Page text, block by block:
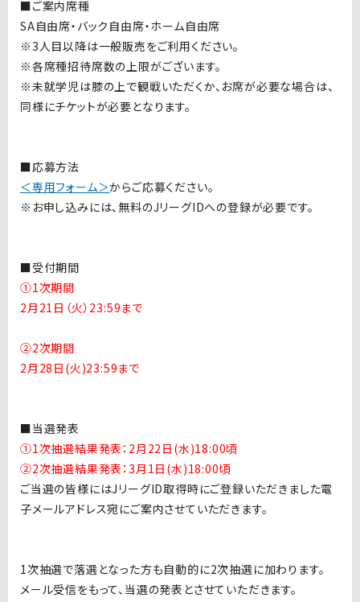
■ご案内席種
SA自由席・バック自由席・ホーム自由席
※ 3 人目以降は一般販売をご利用ください。
※各席種招待席数の上限がございます。
※未就学児は膝の上で観戦いただくか、お席が必要な場合は、
同様にチケットが必要となります。
■応募方法
＜専用フォーム＞からご応募ください。
※お申し込みには、無料のJリーグIDへの登録が必要です。
■受付期間
①1次期間
2月21日（火）23:59まで
②2次期間
2月28日(火)23:59まで
■当選発表
①1次抽選結果発表：2月22日(水)18:00頃
②2次抽選結果発表：3月1日(水)18:00頃
ご当選の皆様にはJ リーグID取得時にご登録いただきました電
子メールアドレス宛にご案内させていただきます。
1次抽選で落選となった方も自動的に2次抽選に加わります。
メール受信をもって、当選の発表とさせていただきます。